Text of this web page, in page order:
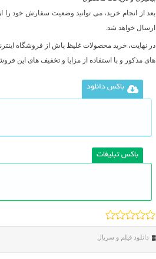
بعد از انجام خرید، می‌ توانید وضعیت سفارش
ارسال خواهد شد.
های مذکور و با استفاده از مزایا و تخفیف‌ های این
باکس دانلود
باکس تبلیغات
دانلود فیلم و سریال